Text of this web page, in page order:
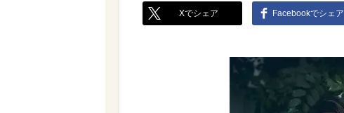
Xでシェア Facebookでシェア